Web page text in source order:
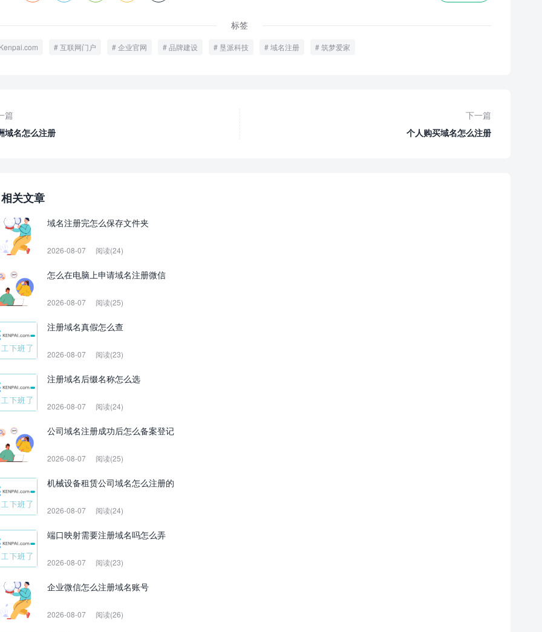
标签
互联网门户 企业官网 品牌建设 垦派科技 域名注册 筑梦爱家
篇
域名怎么注册
下一篇
个人购买域名怎么注册
相关文章
域名注册完怎么保存文件夹
2026-08-07 阅读(24)
怎么在电脑上申请域名注册微信
2026-08-07 阅读(25)
注册域名真假怎么查
2026-08-07 阅读(23)
注册域名后缀名称怎么选
2026-08-07 阅读(24)
公司域名注册成功后怎么备案登记
2026-08-07 阅读(25)
机械设备租赁公司域名怎么注册的
2026-08-07 阅读(24)
端口映射需要注册域名吗怎么弄
2026-08-07 阅读(23)
企业微信怎么注册域名账号
2026-08-07 阅读(26)